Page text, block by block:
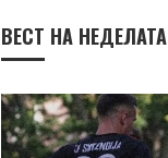
ВЕСТ НА НЕДЕЛАТА